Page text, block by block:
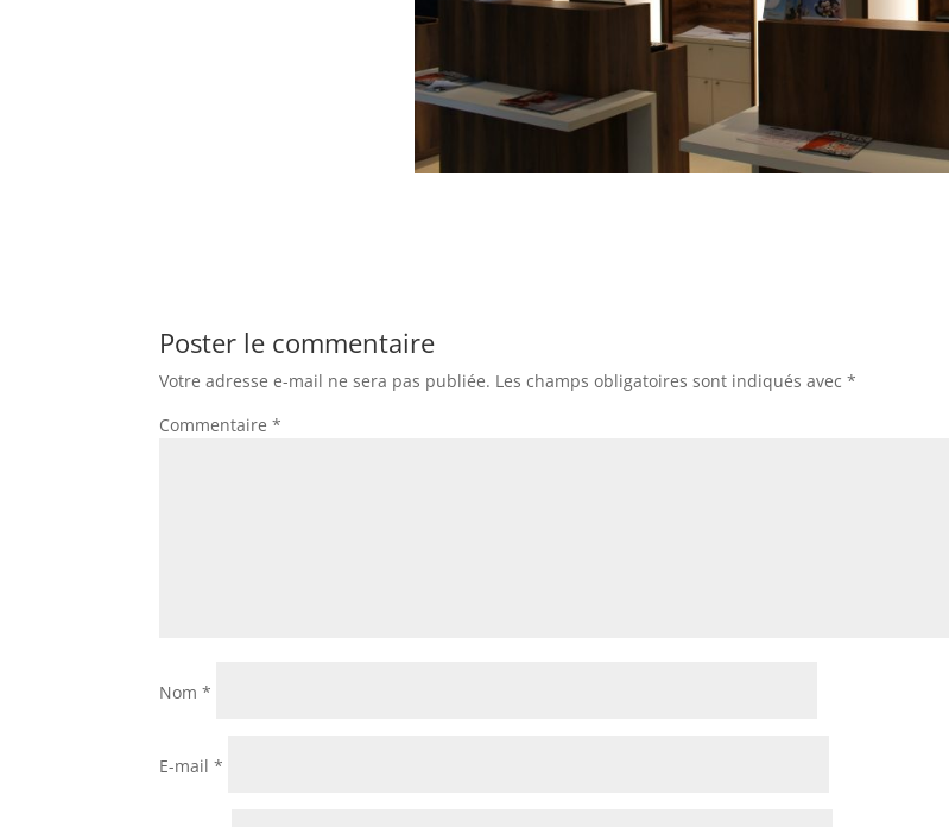
Poster le commentaire
Votre adresse e-mail ne sera pas publiée. Les champs obligatoires sont indiqués avec*
Commentaire*
Nom*
E-mail*